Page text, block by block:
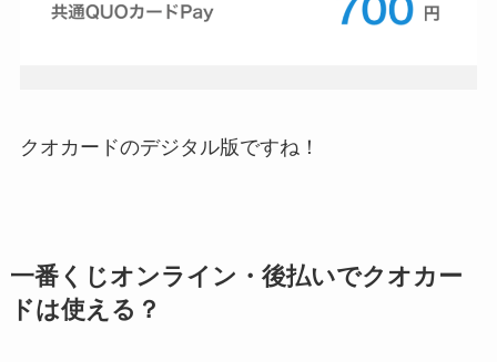
クオカードのデジタル版ですね！
一番くじオンライン・後払いでクオカー
ドは使える？